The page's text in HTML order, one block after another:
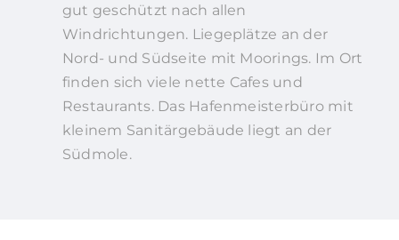
gut geschützt nach allen
Windrichtungen. Liegeplätze an der
Nord- und Südseite mit Moorings. Im Ort
finden sich viele nette Cafes und
Restaurants. Das Hafenmeisterbüro mit
kleinem Sanitärgebäude liegt an der
Südmole.